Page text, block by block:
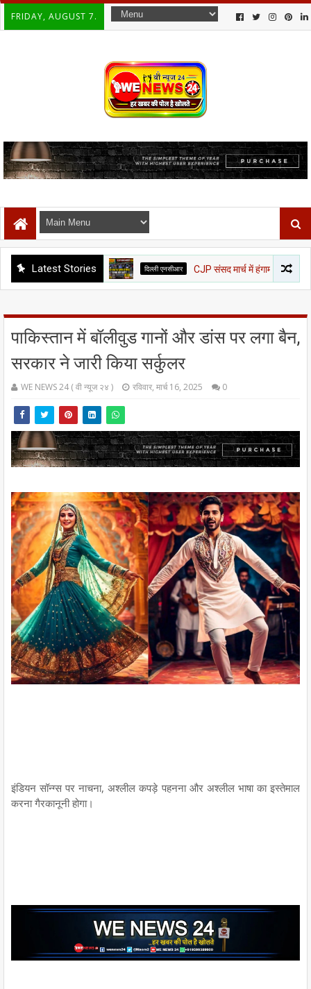
FRIDAY, AUGUST 7.
Latest Stories दिल्ली एनसीआर CJP संसद मार्च में हंगामा: जंतर-मंतर पर पुलिस
पाकिस्तान में बॉलीवुड गानों और डांस पर लगा बैन,
सरकार ने जारी किया सर्कुलर
WE NEWS 24 ( वी न्यूज २४ ) रविवार, मार्च 16, 2025 0
इंडियन सॉन्ग्स पर नाचना, अश्लील कपड़े पहनना और अश्लील भाषा का इस्तेमाल
करना गैरकानूनी होगा।